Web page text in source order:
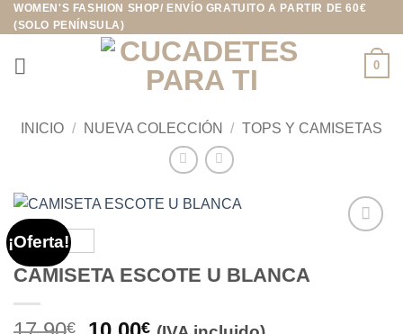
Saltar
al
contenido
WOMEN'S FASHION SHOP/ ENVÍO GRATUITO A PARTIR DE 60€
(SOLO PENÍNSULA)
0
INICIO / NUEVA COLECCIÓN / TOPS Y CAMISETAS
¡Oferta!
CAMISETA ESCOTE U BLANCA
€ €